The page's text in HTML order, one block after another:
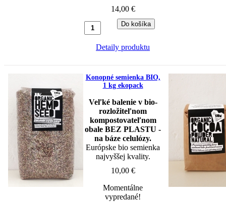
14,00 €
Detaily produktu
Konopné semienka BIO,
1 kg ekopack
Veľké balenie v bio-
rozložiteľnom
kompostovateľnom
obale BEZ PLASTU -
na báze celulózy.
Európske bio semienka
najvyššej kvality.
10,00 €
Momentálne
vypredané!